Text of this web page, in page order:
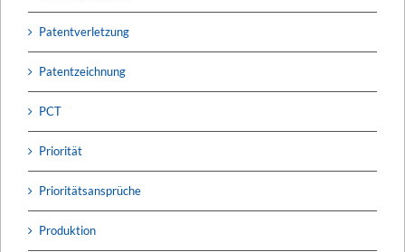
Patentverletzung
Patentzeichnung
PCT
Priorität
Prioritätsansprüche
Produktion